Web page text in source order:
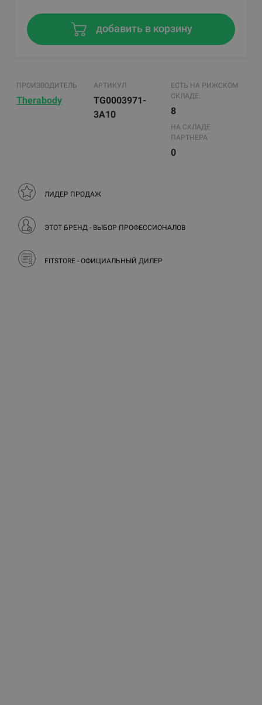
добавить в корзину
ПРОИЗВОДИТЕЛЬ
Therabody
АРТИКУЛ
TG0003971-
3A10
ЕСТЬ НА РИЖСКОМ
СКЛАДЕ:
8
НА СКЛАДЕ
ПАРТНЕРА
0
ЛИДЕР ПРОДАЖ
ЭТОТ БРЕНД - ВЫБОР ПРОФЕССИОНАЛОВ
FITSTORE - ОФИЦИАЛЬНЫЙ ДИЛЕР